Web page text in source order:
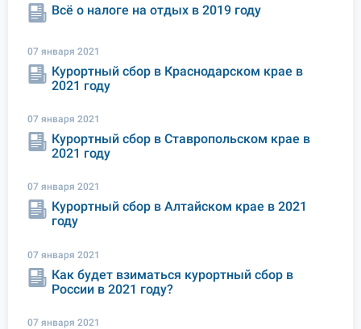
Всё о налоге на отдых в 2019 году
07 января 2021
Курортный сбор в Краснодарском крае в
2021 году
07 января 2021
Курортный сбор в Ставропольском крае в
2021 году
07 января 2021
Курортный сбор в Алтайском крае в 2021
году
07 января 2021
Как будет взиматься курортный сбор в
России в 2021 году?
07 января 2021